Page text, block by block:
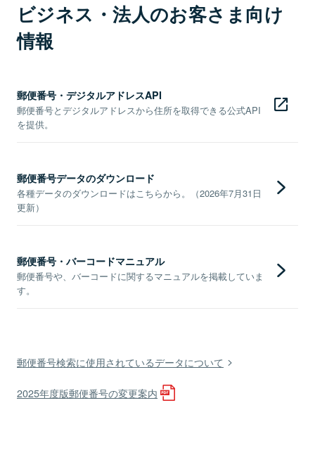
ビジネス・法人のお客さま向け
情報
郵便番号・デジタルアドレスAPI
郵便番号とデジタルアドレスから住所を取得できる公式API
を提供。
郵便番号データのダウンロード
各種データのダウンロードはこちらから。（2026年7月31日
更新）
郵便番号・バーコードマニュアル
郵便番号や、バーコードに関するマニュアルを掲載していま
す。
郵便番号検索に使用されているデータについて
2025年度版郵便番号の変更案内